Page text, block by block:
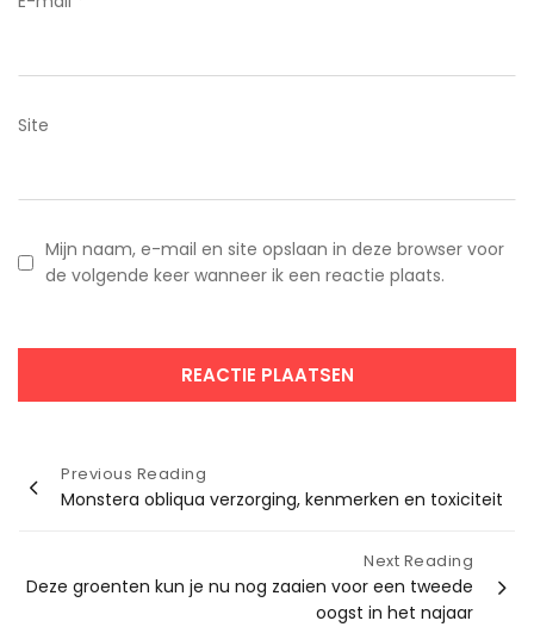
Site
Mijn naam, e-mail en site opslaan in deze browser voor
de volgende keer wanneer ik een reactie plaats.
Bericht
navigatie
Previous Reading
Monstera obliqua verzorging, kenmerken en toxiciteit
Next Reading
Deze groenten kun je nu nog zaaien voor een tweede
oogst in het najaar